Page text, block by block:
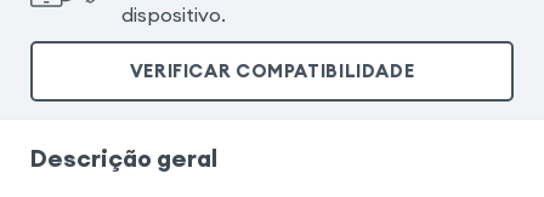
dispositivo.
VERIFICAR COMPATIBILIDADE
Descrição geral